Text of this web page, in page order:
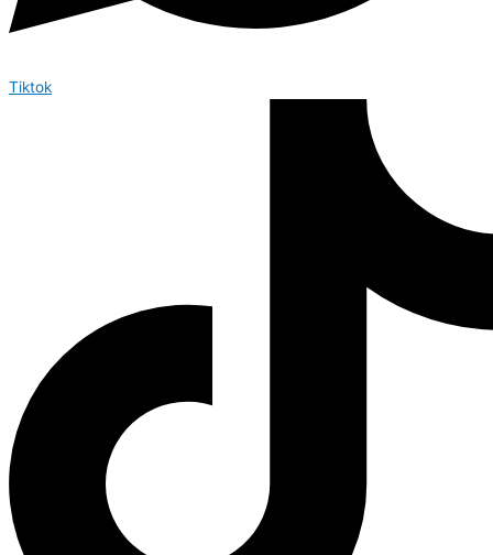
Tiktok